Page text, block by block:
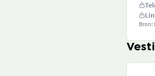
Bron: